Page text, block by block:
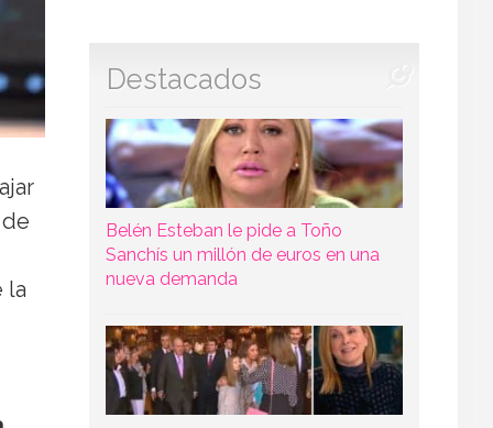
la
Destacados
Belén Esteban le pide a Toño
Sanchís un millón de euros en una
nueva demanda